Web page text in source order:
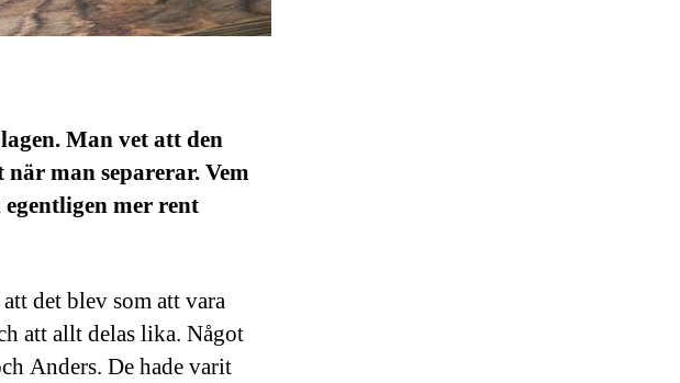
Man vet att den
man separerar. Vem
mer rent
det blev som att vara
att allt delas lika. Något
Anders. De hade varit